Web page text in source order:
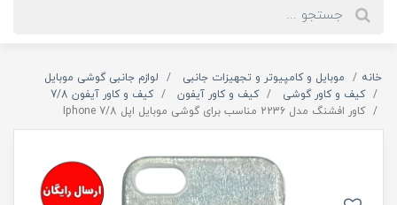
خانه موبایل و کامپیوتر و تجهیزات جانبی
لوازم جانبی گوشی موبایل
کیف و کاور گوشی
کیف و کاور آیفون
کیف و کاور آیفون 7/8
کاور افشنگ مدل 2236 مناسب برای گوشی موبایل اپل Iphone 7/8